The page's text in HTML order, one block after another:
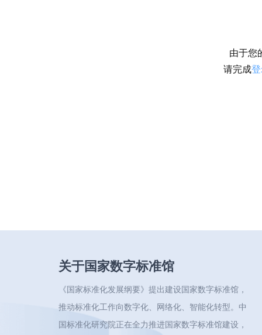
由于您
请完成
关于国家数字标准馆
《国家标准化发展纲要》提出建设国家数字标准馆，
推动标准化工作向数字化、网络化、智能化转型。中
国标准化研究院正在全力推进国家数字标准馆建设，